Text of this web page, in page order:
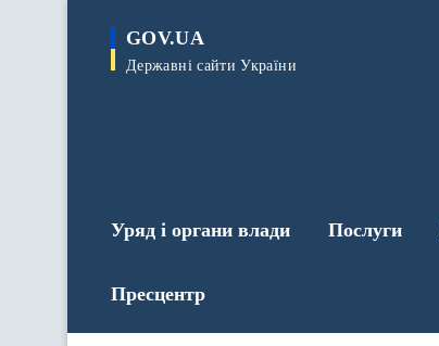
GOV.UA
Державні сайти України
Уряд і органи влади Послуги
Пресцентр